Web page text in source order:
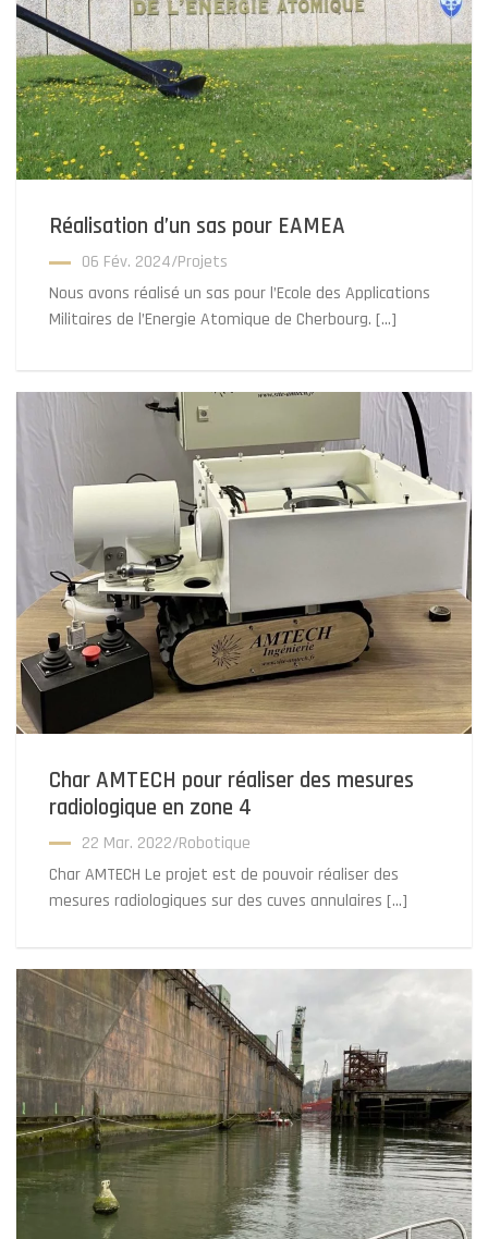
Réalisation d’un sas pour EAMEA
06 Fév. 2024/Projets
Nous avons réalisé un sas pour l’Ecole des Applications
Militaires de l’Energie Atomique de Cherbourg. […]
Char AMTECH pour réaliser des mesures
radiologique en zone 4
22 Mar. 2022/Robotique
Char AMTECH Le projet est de pouvoir réaliser des
mesures radiologiques sur des cuves annulaires […]